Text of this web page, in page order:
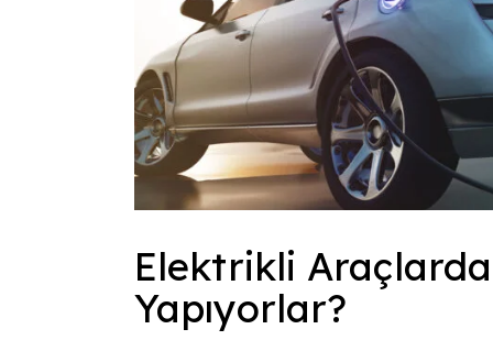
Elektrikli
Yapıyorlar?